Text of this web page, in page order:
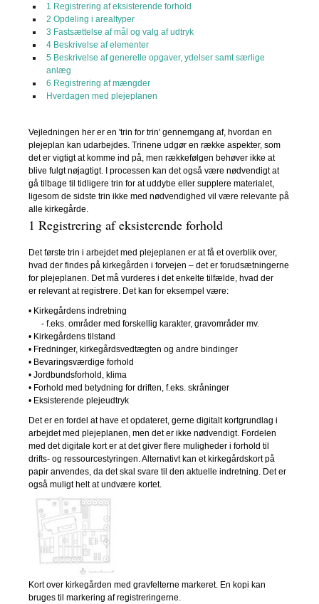
1 Registrering af eksisterende forhold
2 Opdeling i arealtyper
3 Fastsættelse af mål og valg af udtryk
4 Beskrivelse af elementer
5 Beskrivelse af generelle opgaver, ydelser samt særlige
anlæg
6 Registrering af mængder
Hverdagen med plejeplanen
Vejledningen her er en 'trin for trin' gennemgang af, hvordan en
plejeplan kan udarbejdes. Trinene udgør en række aspekter, som
det er vigtigt at komme ind på, men rækkefølgen behøver ikke at
blive fulgt nøjagtigt. I processen kan det også være nødvendigt at
gå tilbage til tidligere trin for at uddybe eller supplere materialet,
ligesom de sidste trin ikke med nødvendighed vil være relevante på
alle kirkegårde.
1 Registrering af eksisterende forhold
Det første trin i arbejdet med plejeplanen er at få et overblik over,
hvad der findes på kirkegården i forvejen – det er forudsætningerne
for plejeplanen. Det må vurderes i det enkelte tilfælde, hvad der
er relevant at registrere. Det kan for eksempel være:
• Kirkegårdens indretning
- f.eks. områder med forskellig karakter, gravområder mv.
• Kirkegårdens tilstand
• Fredninger, kirkegårdsvedtægten og andre bindinger
• Bevaringsværdige forhold
• Jordbundsforhold, klima
• Forhold med betydning for driften, f.eks. skråninger
• Eksisterende plejeudtryk
Det er en fordel at have et opdateret, gerne digitalt kortgrundlag i
arbejdet med plejeplanen, men det er ikke nødvendigt. Fordelen
med det digitale kort er at det giver flere muligheder i forhold til
drifts- og ressourcestyringen. Alternativt kan et kirkegårdskort på
papir anvendes, da det skal svare til den aktuelle indretning. Det er
også muligt helt at undvære kortet.
Kort over kirkegården med gravfelterne markeret. En kopi kan
bruges til markering af registreringerne.